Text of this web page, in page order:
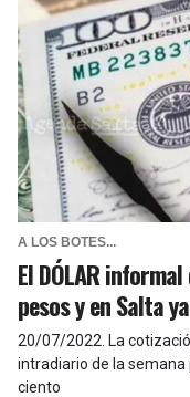
A LOS BOTES...
El DÓLAR
pesos y en Salta
20/07/2022 La
intradiario de la semana
ciento